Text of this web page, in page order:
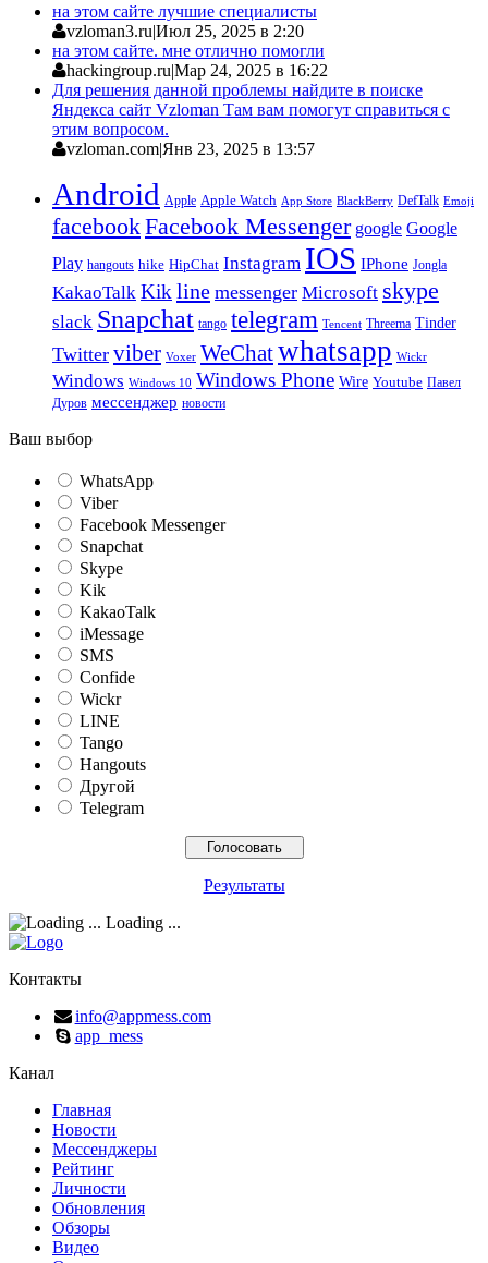
на этом сайте лучшие специалисты
vzloman3.ru|Июл 25, 2025 в 2:20
на этом сайте. мне отлично помогли
hackingroup.ru|Мар 24, 2025 в 16:22
Для решения данной проблемы найдите в поиске
Яндекса сайт Vzloman Там вам помогут справиться с
этим вопросом.
vzloman.com|Янв 23, 2025 в 13:57
Android Apple Apple Watch App Store BlackBerry DefTalk Emoji
facebookFacebook Messenger google Google
Play hangouts hike HipChat Instagram IOS IPhone Jongla
KakaoTalk Kik line messenger Microsoft skype
slack Snapchat tango telegram Tencent Threema Tinder
Twitter viber Voxer WeChatwhatsapp Wickr
Windows Windows 10 Windows Phone Wire Youtube Павел
Дуров мессенджер новости
Ваш выбор
WhatsApp
Viber
Facebook Messenger
Snapchat
Skype
Kik
KakaoTalk
iMessage
SMS
Confide
Wickr
LINE
Tango
Hangouts
Другой
Telegram
Результаты
Loading ...
Контакты
info@appmess.com
app_mess
Канал
Главная
Новости
Мессенджеры
Рейтинг
Личности
Обновления
Обзоры
Видео